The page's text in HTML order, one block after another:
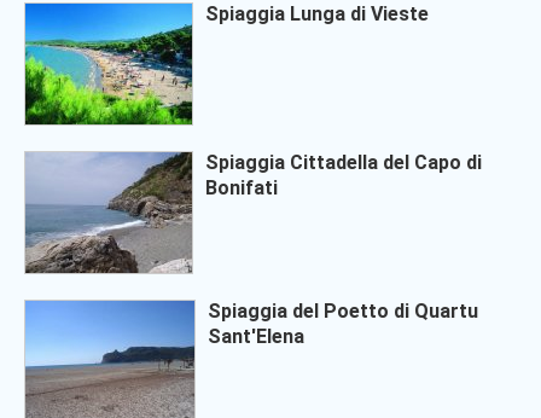
Spiaggia Lunga di Vieste
Spiaggia Cittadella del Capo di
Bonifati
Spiaggia del Poetto di Quartu
Sant'Elena